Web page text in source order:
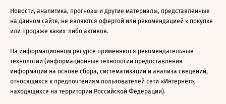
Новости, аналитика, прогнозы и другие материалы, представленные
на данном сайте, не являются офертой или рекомендацией к покупке
или продаже каких-либо активов.
На информационном ресурсе применяются рекомендательные
технологии (информационные технологии предоставления
информации на основе сбора, систематизации и анализа сведений,
относящихся к предпочтениям пользователей сети «Интернет»,
находящихся на территории Российской Федерации).